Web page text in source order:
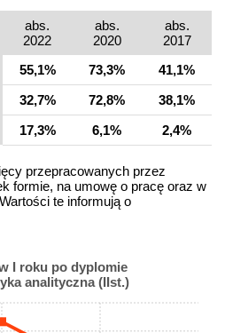
abs.
2022
abs.
2020
abs.
2017
55,1% 73,3%
41,1%
32,7% 72,8%
38,1%
17,3% 6,1% 2,4%
przepracowanych przez
formie, na umowę o pracę oraz w
te informują o
I roku po dyplomie
analityczna (IIst.)